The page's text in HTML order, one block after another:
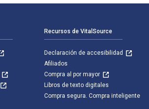
Recursos de VitalSource
Declaración de accesibilidad
Afiliados
Compra al por mayor
Libros de texto digitales
Compra segura. Compra inteligente